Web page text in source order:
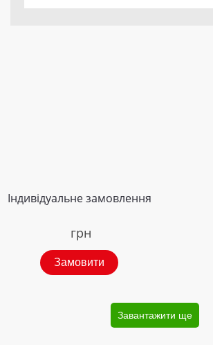
Індивідуальне замовлення
грн
Замовити
Завантажити ще